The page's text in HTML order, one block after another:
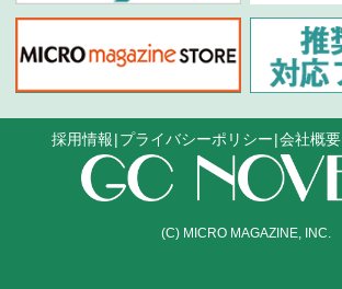
採用情報 プライバシーポリシー 会社概要
(C) MICRO MAGAZINE, INC.